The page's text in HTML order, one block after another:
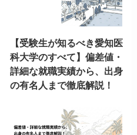
【受験生が知るべき愛知医
科大学のすべて】偏差値・
詳細な就職実績から、出身
の有名人まで徹底解説！